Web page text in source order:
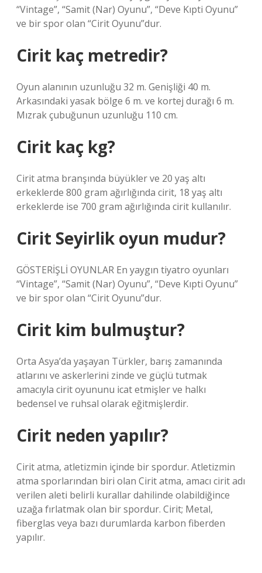
“Vintage”, “Samit (Nar) Oyunu”, “Deve Kıpti Oyunu”
ve bir spor olan “Cirit Oyunu”dur.
Cirit kaç metredir?
Oyun alanının uzunluğu 32 m. Genişliği 40 m.
Arkasındaki yasak bölge 6 m. ve kortej durağı 6 m.
Mızrak çubuğunun uzunluğu 110 cm.
Cirit kaç kg?
Cirit atma branşında büyükler ve 20 yaş altı
erkeklerde 800 gram ağırlığında cirit, 18 yaş altı
erkeklerde ise 700 gram ağırlığında cirit kullanılır.
Cirit Seyirlik oyun mudur?
GÖSTERİŞLİ OYUNLAR En yaygın tiyatro oyunları
“Vintage”, “Samit (Nar) Oyunu”, “Deve Kıpti Oyunu”
ve bir spor olan “Cirit Oyunu”dur.
Cirit kim bulmuştur?
Orta Asya’da yaşayan Türkler, barış zamanında
atlarını ve askerlerini zinde ve güçlü tutmak
amacıyla cirit oyununu icat etmişler ve halkı
bedensel ve ruhsal olarak eğitmişlerdir.
Cirit neden yapılır?
Cirit atma, atletizmin içinde bir spordur. Atletizmin
atma sporlarından biri olan Cirit atma, amacı cirit adı
verilen aleti belirli kurallar dahilinde olabildiğince
uzağa fırlatmak olan bir spordur. Cirit; Metal,
fiberglas veya bazı durumlarda karbon fiberden
yapılır.